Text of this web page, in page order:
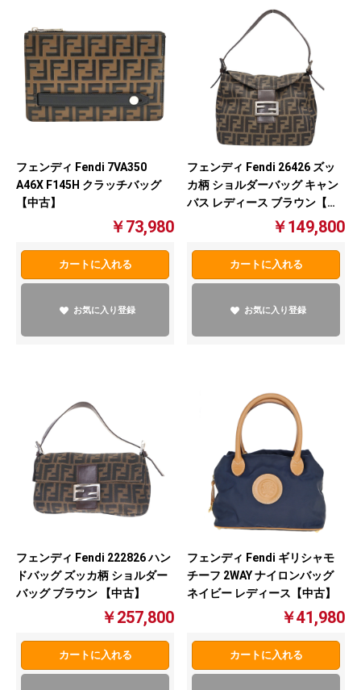
フェンディ Fendi 7VA350
A46X F145H クラッチバッグ
【中古】
￥73,980
カートに入れる
お気に入り登録
フェンディ Fendi 26426 ズッ
カ柄 ショルダーバッグ キャン
バス レディース ブラウン【中
￥149,800
カートに入れる
お気に入り登録
フェンディ Fendi 222826 ハン
ドバッグ ズッカ柄 ショルダー
バッグ ブラウン 【中古】
￥257,800
カートに入れる
フェンディ Fendi ギリシャモ
チーフ 2WAY ナイロンバッグ
ネイビー レディース【中古】
￥41,980
カートに入れる